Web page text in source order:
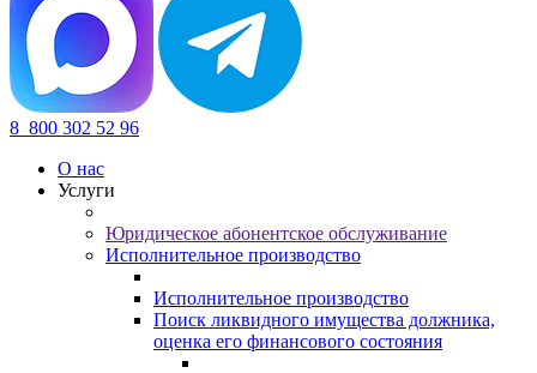
8 800 302 52 96
О нас
Услуги
Юридическое абонентское обслуживание
Исполнительное производство
Исполнительное производство
Поиск ликвидного имущества должника,
оценка его финансового состояния